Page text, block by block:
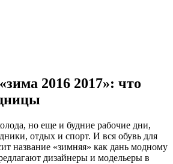
2016 2017»: что
но еще и будние рабочие дни,
отдых и спорт. И вся обувь для
название «зимняя» как дань модному
дизайнеры и модельеры в